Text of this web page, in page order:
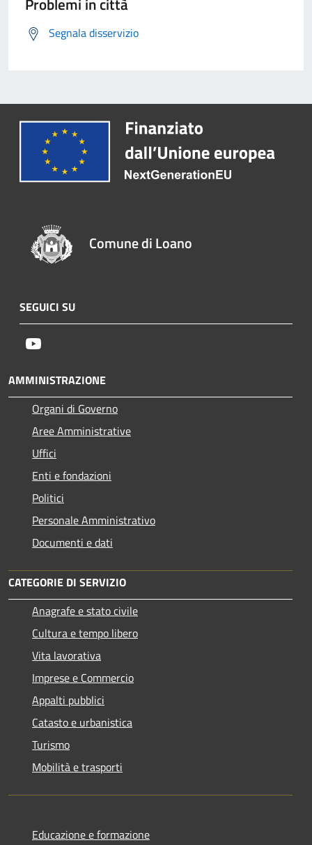
Segnala disservizio
Comune di Loano
SEGUICI SU
AMMINISTRAZIONE
Organi di Governo
Aree Amministrative
Uffici
Enti e fondazioni
Politici
Personale Amministrativo
Documenti e dati
CATEGORIE DI SERVIZIO
Anagrafe e stato civile
Cultura e tempo libero
Vita lavorativa
Imprese e Commercio
Appalti pubblici
Catasto e urbanistica
Turismo
Mobilità e trasporti
Educazione e formazione